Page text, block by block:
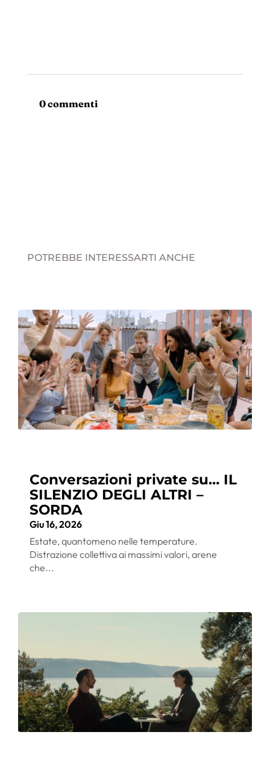
0 commenti
POTREBBE INTERESSARTI ANCHE
Conversazioni private su… IL
SILENZIO DEGLI ALTRI –
SORDA
Giu 16, 2026
Estate, quantomeno nelle temperature.
Distrazione collettiva ai massimi valori, arene
che...